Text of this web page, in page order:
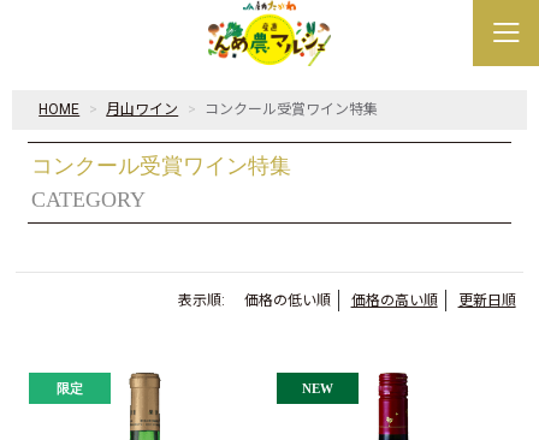
HOME 月山ワイン コンクール受賞ワイン特集
CATEGORY
コンクール受賞ワイン特集
表示順: 価格の低い順 価格の高い順 更新日順